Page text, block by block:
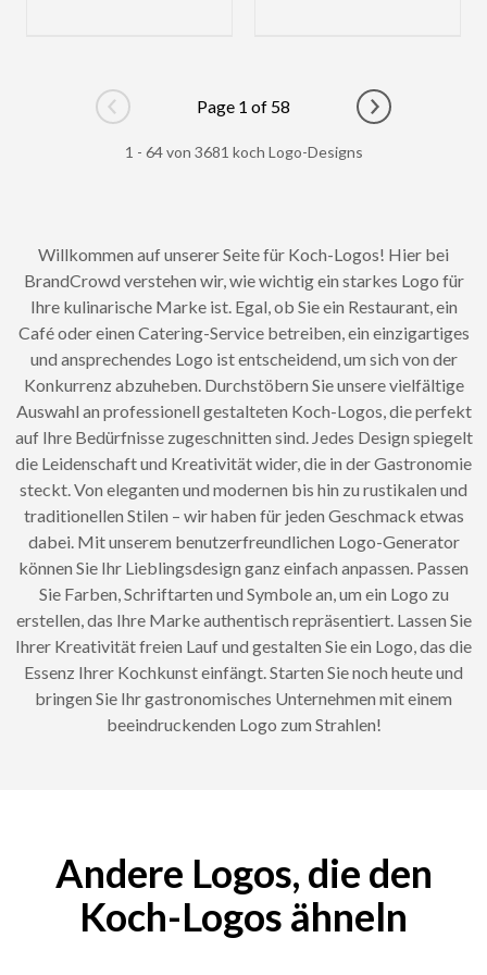
Go to previous page
Page 1 of 58
Go to next
1 - 64 von 3681 koch Logo-Designs
Willkommen auf unserer Seite für Koch-Logos! Hier bei
BrandCrowd verstehen wir, wie wichtig ein starkes Logo für
Ihre kulinarische Marke ist. Egal, ob Sie ein Restaurant, ein
Café oder einen Catering-Service betreiben, ein einzigartiges
und ansprechendes Logo ist entscheidend, um sich von der
Konkurrenz abzuheben. Durchstöbern Sie unsere vielfältige
Auswahl an professionell gestalteten Koch-Logos, die perfekt
auf Ihre Bedürfnisse zugeschnitten sind. Jedes Design spiegelt
die Leidenschaft und Kreativität wider, die in der Gastronomie
steckt. Von eleganten und modernen bis hin zu rustikalen und
traditionellen Stilen – wir haben für jeden Geschmack etwas
dabei. Mit unserem benutzerfreundlichen Logo-Generator
können Sie Ihr Lieblingsdesign ganz einfach anpassen. Passen
Sie Farben, Schriftarten und Symbole an, um ein Logo zu
erstellen, das Ihre Marke authentisch repräsentiert. Lassen Sie
Ihrer Kreativität freien Lauf und gestalten Sie ein Logo, das die
Essenz Ihrer Kochkunst einfängt. Starten Sie noch heute und
bringen Sie Ihr gastronomisches Unternehmen mit einem
beeindruckenden Logo zum Strahlen!
Andere Logos, die den
Koch-Logos ähneln